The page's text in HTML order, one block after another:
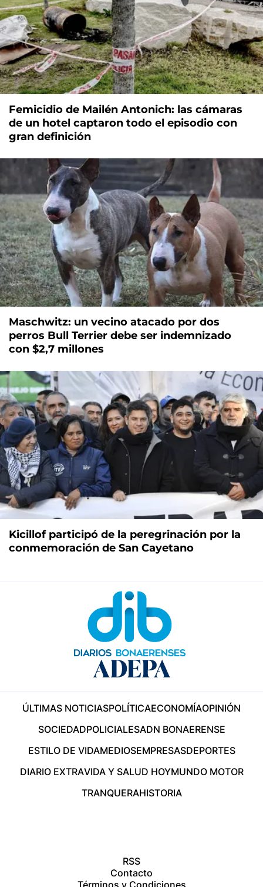
Femicidio de Mailén Antonich: las cámaras
de un hotel captaron todo el episodio con
gran definición
Maschwitz: un vecino atacado por dos
perros Bull Terrier debe ser indemnizado
con $2,7 millones
Kicillof participó de la peregrinación por la
conmemoración de San Cayetano
ÚLTIMAS NOTICIASPOLÍTICAECONOMÍAOPINIÓN
SOCIEDADPOLICIALESADN BONAERENSE
ESTILO DE VIDAMEDIOSEMPRESASDEPORTES
DIARIO EXTRAVIDA Y SALUD HOYMUNDO MOTOR
TRANQUERAHISTORIA
RSS
Contacto